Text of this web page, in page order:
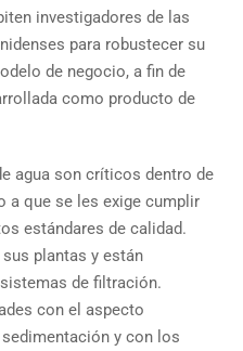
investigadores de las
para robustecer su
de negocio, a fin de
como producto de
agua son críticos dentro de
a que se les exige cumplir
estándares de calidad.
plantas y están
de filtración.
con el aspecto
y con los